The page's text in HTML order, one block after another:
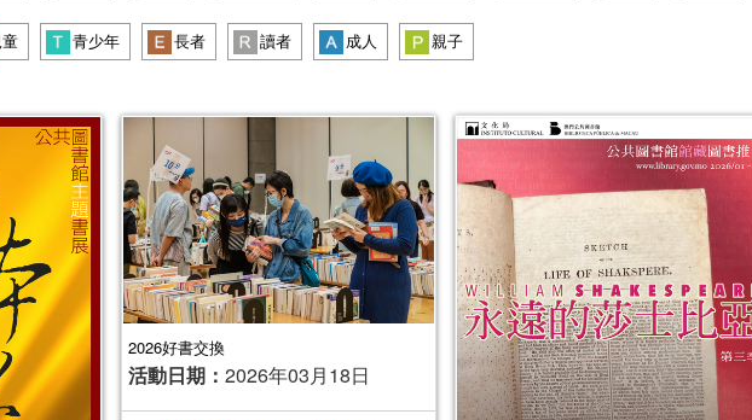
青少年 長者 讀者 成人 親子
2026好書交換
活動日期： 2026年03月18日